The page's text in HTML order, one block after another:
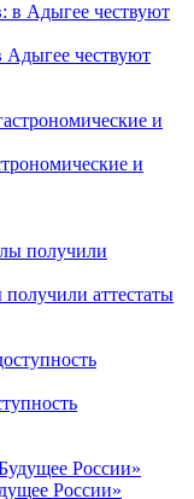
Адыгее чествуют
и
аттестаты
России»